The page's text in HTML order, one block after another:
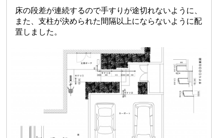
床の段差が連続するので手すりが途切れないように、
また、支柱が決められた間隔以上にならないように配
置しました。